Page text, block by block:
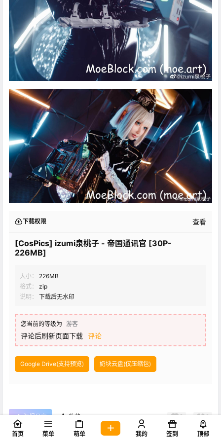
下载权限 查看
[CosPics] izumi泉桃子 - 帝国通讯官 [30P-
226MB]
大小：
226MB
格式：
zip
说明：
下载后无水印
您当前的等级为 游客
评论后刷新页面下载 评论
Google Drive(支持预览) 奶块云盘(仅压缩包)
海报分享 收藏 0 0
首页 菜单 萌单 我的 签到 顶部